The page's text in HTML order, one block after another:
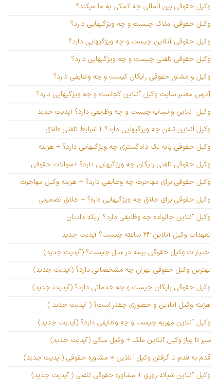
وکیل حقوقی بین المللی چه کمکی به ما میکند؟
وکیل حقوقی املاک چیست و چه ویژگیهایی دارد؟
وکیل حقوقی آنلاین چیست و چه ویژگیهایی دارد؟
وکیل حقوقی تلفنی چیست و چه ویژگیهایی دارد؟
وکیل و مشاور حقوقی رایگان کیست و چه وظایفی دارد؟
آدرس معتبر سایت وکیل آنلاین کجاست و چه ویژگیهایی دارد؟
وکیل آنلاین واتساپ چیست و چه وظایفی دارد؟ آپدیت جدید
وکیل انلاین تلفن چه ویژگیهایی دارد؟ + شرایط تلفنی طلاق
وکیل حقوقی پایه یک دادگستری چه ویژگیهایی دارد؟ + هزینه
وکیل حقوقی تلفنی رایگان چه ویژگیهایی دارد؟ +سوالات حقوقی
وکیل حقوقی برای مهاجرت چه وظایفی دارد؟ + هزینه وکیل مهاجرت
وکیل حقوقی برای طلاق چه ویژگیهایی داره؟ + طلاق تضمینی
وکیل آنلاین خانواده چه وظایفی دارد؟ اریکه دادبان
تعهدات وکیل آنلاین ۲۴ ساعته چیست؟ آپدیت جدید
اختیارات وکیل حقوقی بیمه در سال چیست؟ (آپدیت جدید)
بهترین وکیل حقوقی تهران چه مشخصاتی دارد؟ (آپدیت جدید)
وکیل حقوقی رایگان چیست و چه خدماتی دارد؟ (آپدیت جدید)
هزینه وکیل آنلاین و حضوری چقدر است؟ ( آپدیت جدید )
وکیل آنلاین مهریه چیست و چه وظایفی دارد؟ (آپدیت جدید)
سیر تا پیاز وکیل آنلاین ملک + وکیل ملکی (آپدیت جدید)
قدم به قدم تا گرفتن وکیل آنلاین + مشاوره حقوقی (آپدیت جدید)
وکیل آنلاین شبانه روزی + مشاوره حقوقی تلفنی ( آپدیت جدید)